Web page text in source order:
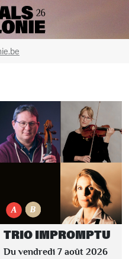
TRIO IMPROMPTU
Du vendredi 7 août 2026